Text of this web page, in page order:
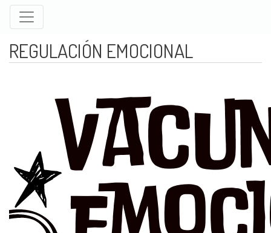
principal
REGULACIÓN EMOCIONAL